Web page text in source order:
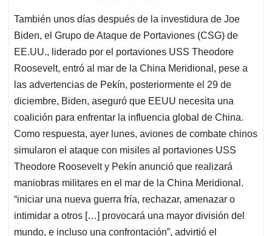
También unos días después de la investidura de Joe
Biden, el Grupo de Ataque de Portaviones (CSG) de
EE.UU., liderado por el portaviones USS Theodore
Roosevelt, entró al mar de la China Meridional, pese a
las advertencias de Pekín, posteriormente el 29 de
diciembre, Biden, aseguró que EEUU necesita una
coalición para enfrentar la influencia global de China.
Como respuesta, ayer lunes, aviones de combate chinos
simularon el ataque con misiles al portaviones USS
Theodore Roosevelt y Pekín anunció que realizará
maniobras militares en el mar de la China Meridional.
“iniciar una nueva guerra fría, rechazar, amenazar o
intimidar a otros […] provocará una mayor división del
mundo, e incluso una confrontación”, advirtió el